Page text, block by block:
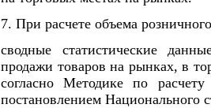
7. При расчете объема
сводные статистические
продажи товаров на рынках, в
согласно Методике по
постановлением Национального